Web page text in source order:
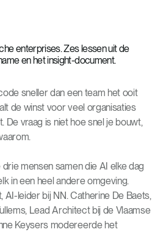
enterprises. Zes lessen uit de
en het insight-document.
sneller dan een team het ooit
de winst voor veel organisaties
De vraag is niet hoe snel je bouwt,
mensen samen die AI elke dag
in een heel andere omgeving.
leider bij NN. Catherine De Baets,
Lead Architect bij de Vlaamse
Keysers modereerde het